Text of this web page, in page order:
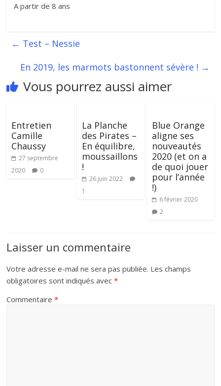
A partir de 8 ans
← Test – Nessie
En 2019, les marmots bastonnent sévère ! →
Vous pourrez aussi aimer
Entretien
Camille
Chaussy
27 septembre
2020
0
La Planche
des Pirates –
En équilibre,
moussaillons
!
26 juin 2022
1
Blue Orange
aligne ses
nouveautés
2020 (et on a
de quoi jouer
pour l’année
!)
6 février 2020
2
Laisser un commentaire
Votre adresse e-mail ne sera pas publiée. Les champs
obligatoires sont indiqués avec*
Commentaire*